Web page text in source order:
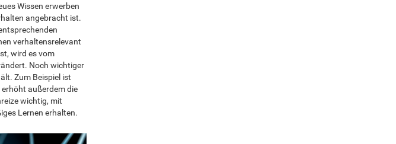
Wissen erwerben
angebracht ist.
verhaltensrelevant
wird es vom
Noch wichtiger
Zum Beispiel ist
außerdem die
wichtig, mit
Lernen erhalten.